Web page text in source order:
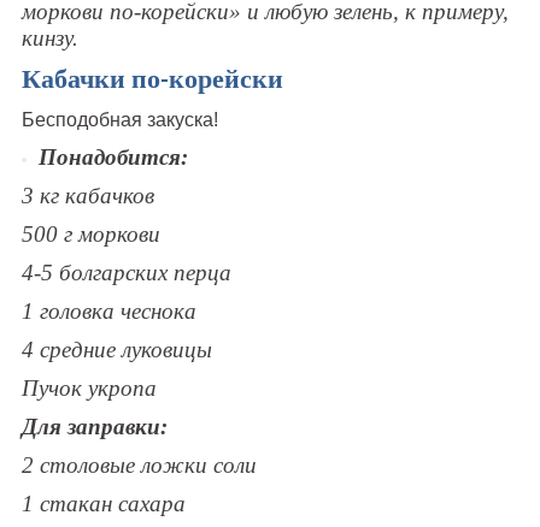
моркови по-корейски» и любую зелень, к примеру,
кинзу.
Кабачки по-корейски
Бесподобная закуска!
Понадобится:
3 кг кабачков
500 г моркови
4-5 болгарских перца
1 головка чеснока
4 средние луковицы
Пучок укропа
Для заправки:
2 столовые ложки соли
1 стакан сахара